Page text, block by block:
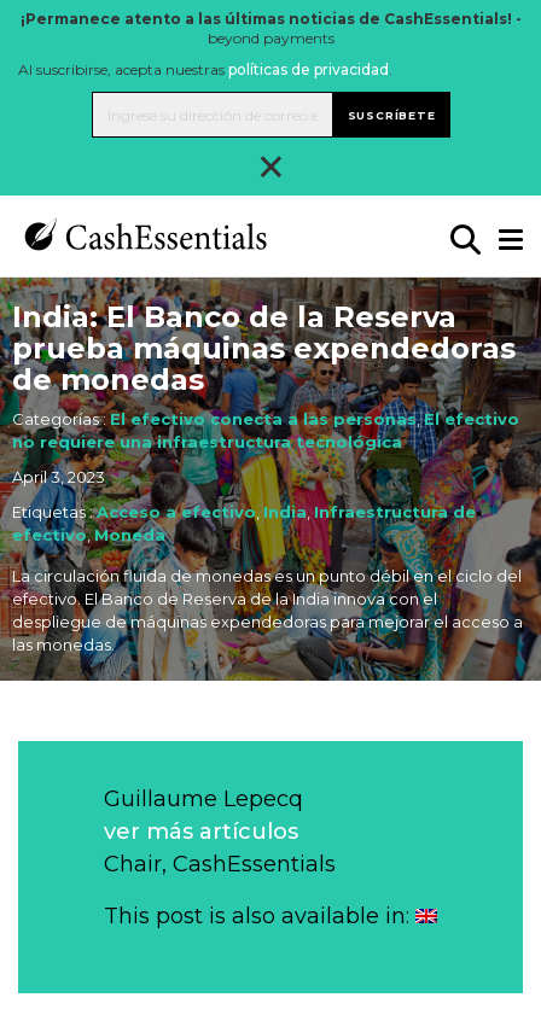
¡Permanece atento a las últimas noticias de CashEssentials! -
beyond payments
Al suscribirse, acepta nuestras políticas de privacidad .
SUSCRÍBETE
×
India: El Banco de la Reserva
prueba máquinas expendedoras
de monedas
Categorías :El efectivo conecta a las personas,El efectivo
no requiere una infraestructura tecnológica
April 3, 2023
Etiquetas :Acceso a efectivo,India,Infraestructura de
efectivo,Moneda
La circulación fluida de monedas es un punto débil en el ciclo del
efectivo. El Banco de Reserva de la India innova con el
despliegue de máquinas expendedoras para mejorar el acceso a
las monedas.
Guillaume Lepecq
ver más artículos
Chair, CashEssentials
This post is also available in: